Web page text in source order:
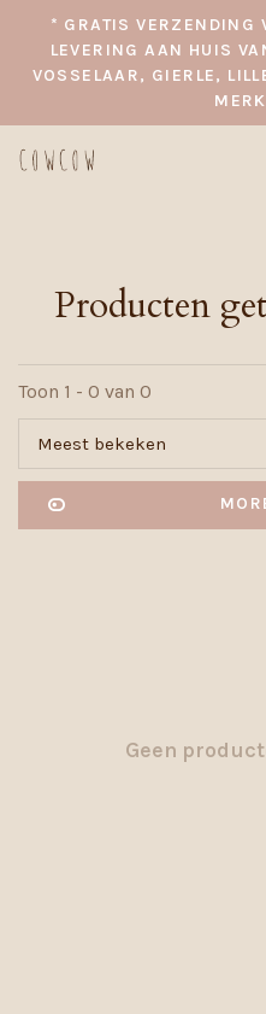
* GRATIS VERZENDING
LEVERING AAN HUIS
VOSSELAAR, GIERLE,
Producten
Toon 1 - 0 van 0
Meest bekeken
Geen